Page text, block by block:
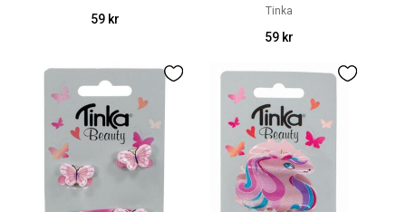
59 kr
Tinka
59 kr